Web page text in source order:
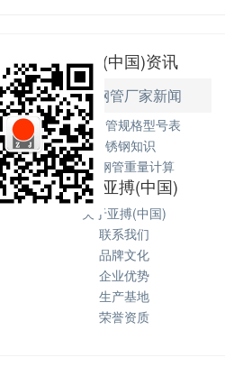
亚搏(中国)资讯
不锈钢管厂家新闻
不锈钢管规格型号表
不锈钢知识
不锈钢管重量计算
关于亚搏(中国)
关于亚搏(中国)
联系我们
品牌文化
企业优势
生产基地
荣誉资质